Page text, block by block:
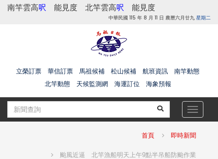
南竿雲高呎 能見度 北竿雲高呎 能見度
中華民國 115 年 8 月 11 日 農曆六月廿九 星期二
立榮訂票 華信訂票 馬祖候補 松山候補 航班資訊
南竿動態
北竿動態
天候監測網 海運訂位 海象預報
Toggle
首頁 即時新聞
颱風近逼 北竿漁船明天上午9點半吊船防颱作業